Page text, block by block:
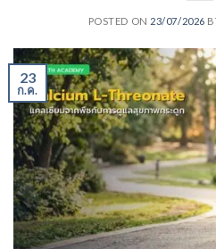
POSTED ON 23/07/2026
23
ก.ค.